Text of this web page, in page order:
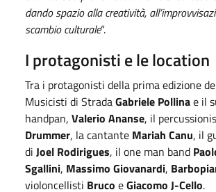
dando spazio alla creatività,
scambio culturale“.
I protagonisti e le location
Tra i protagonisti della prima edizione
Musicisti di StradaGabriele Pollinae il
handpan, Valerio Ananse, il
Drummer, la cantante Mariah Canu, il
di Joel Rodirigues, il one man band
Sgallini, Massimo Giovanardi,
violoncellisti Bruco eGiacomo J-Cello.